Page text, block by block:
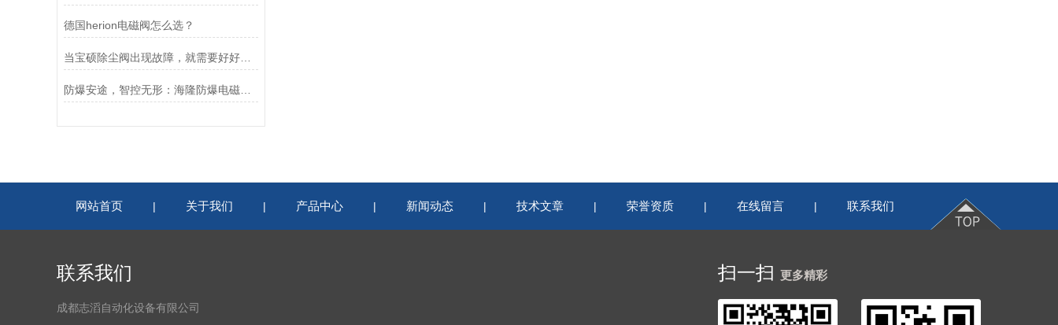
德国herion电磁阀怎么选？
当宝硕除尘阀出现故障，就需要好好检查这五个部位
防爆安途，智控无形：海隆防爆电磁阀，危险区域的可靠卫士
网站首页 | 关于我们 | 产品中心 | 新闻动态 | 技术文章 | 荣誉资质 | 在线留言 | 联系我们
联系我们
成都志滔自动化设备有限公司
扫一扫 更多精彩